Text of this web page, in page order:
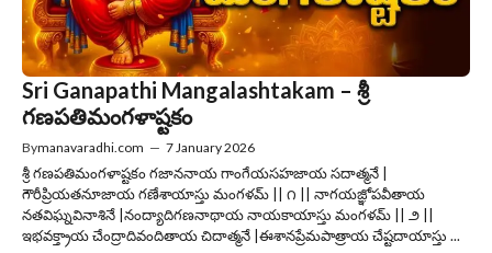
Sri Ganapathi Mangalashtakam – శ్రీ
గణపతిమంగళాష్టకం
Bymanavaradhi.com — 7 January 2026
శ్రీ గణపతిమంగళాష్టకం గజాననాయ గాంగేయసహజాయ సదాత్మనే |
గౌరీప్రియతనూజాయ గణేశాయాస్తు మంగళమ్ || ౧ || నాగయజ్ఞోపవీతాయ
నతవిఘ్నవినాశినే |నంద్యాదిగణనాథాయ నాయకాయాస్తు మంగళమ్ || ౨ ||
ఇభవక్త్రాయ చేంద్రాదివందితాయ చిదాత్మనే |ఈశానప్రేమపాత్రాయ చేష్టదాయాస్తు ...